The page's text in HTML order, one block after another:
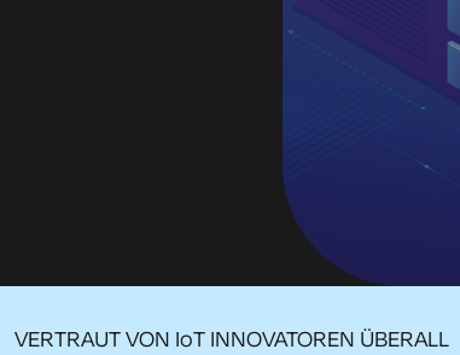
VERTRAUT VON IoT INNOVATOREN ÜBERALL